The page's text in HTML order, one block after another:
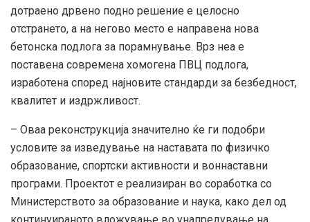
дотраено дрвено подно решение е целосно
отстрането, а на негово место е направена нова
бетонска подлога за порамнување. Врз неа е
поставена современа хомогена ПВЦ подлога,
изработена според најновите стандарди за безбедност,
квалитет и издржливост.
– Оваа реконструкција значително ќе ги подобри
условите за изведување на наставата по физичко
образование, спортски активности и воннаставни
програми. Проектот е реализиран во соработка со
Министерството за образование и наука, како дел од